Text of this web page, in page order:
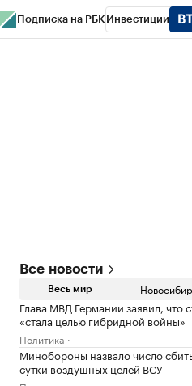
Подписка на РБК Инвестиции
Все новости
Весь мир
Глава МВД Германии заявил, что
«стала целью гибридной войны»
Политика
Минобороны назвало число
сутки воздушных целей ВСУ